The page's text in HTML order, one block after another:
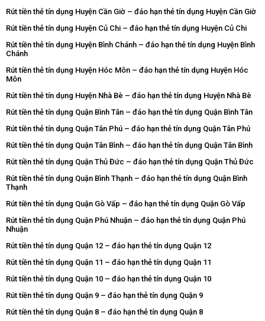
Rút tiền thẻ tín dụng Huyện Cần Giờ – đáo hạn thẻ tín dụng Huyện Cần Giờ
Rút tiền thẻ tín dụng Huyện Củ Chi – đáo hạn thẻ tín dụng Huyện Củ Chi
Rút tiền thẻ tín dụng Huyện Bình Chánh – đáo hạn thẻ tín dụng Huyện Bình
Chánh
Rút tiền thẻ tín dụng Huyện Hóc Môn – đáo hạn thẻ tín dụng Huyện Hóc
Môn
Rút tiền thẻ tín dụng Huyện Nhà Bè – đáo hạn thẻ tín dụng Huyện Nhà Bè
Rút tiền thẻ tín dụng Quận Bình Tân – đáo hạn thẻ tín dụng Quận Bình Tân
Rút tiền thẻ tín dụng Quận Tân Phú – đáo hạn thẻ tín dụng Quận Tân Phú
Rút tiền thẻ tín dụng Quận Tân Bình – đáo hạn thẻ tín dụng Quận Tân Bình
Rút tiền thẻ tín dụng Quận Thủ Đức – đáo hạn thẻ tín dụng Quận Thủ Đức
Rút tiền thẻ tín dụng Quận Bình Thạnh – đáo hạn thẻ tín dụng Quận Bình
Thạnh
Rút tiền thẻ tín dụng Quận Gò Vấp – đáo hạn thẻ tín dụng Quận Gò Vấp
Rút tiền thẻ tín dụng Quận Phú Nhuận – đáo hạn thẻ tín dụng Quận Phú
Nhuận
Rút tiền thẻ tín dụng Quận 12 – đáo hạn thẻ tín dụng Quận 12
Rút tiền thẻ tín dụng Quận 11 – đáo hạn thẻ tín dụng Quận 11
Rút tiền thẻ tín dụng Quận 10 – đáo hạn thẻ tín dụng Quận 10
Rút tiền thẻ tín dụng Quận 9 – đáo hạn thẻ tín dụng Quận 9
Rút tiền thẻ tín dụng Quận 8 – đáo hạn thẻ tín dụng Quận 8